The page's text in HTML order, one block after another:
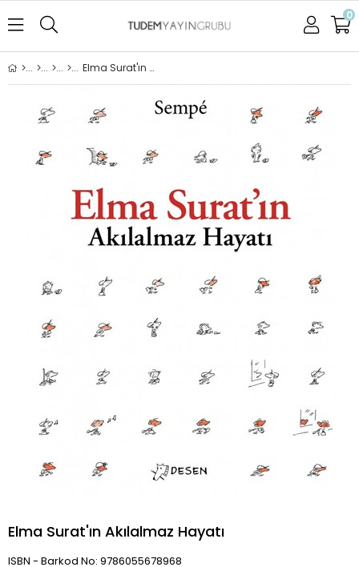
0
Elma Surat'ın Akılalmaz Hayatı
Elma Surat'ın Akılalmaz Hayatı
ISBN - Barkod No: 9786055678968